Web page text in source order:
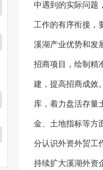
中遇到的实际问题
工作的有序衔接，
溪湖产业优势和发
招商项目，绘制精
建，提高招商成效
库，着力盘活存量
金、土地指标等方
分认识外资外贸工
持续扩大溪湖外资